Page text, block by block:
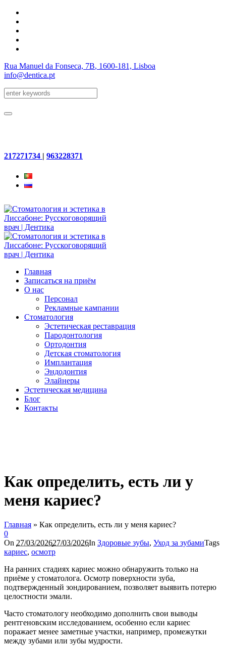
Rua Manuel da Fonseca, 7B, 1600-181, Lisboa
info@dentica.pt
217271734 | 963228371
Главная
Записаться на приём
О нас
Персонал
Рекламные кампании
Стоматология
Эстетическая реставрация
Пародонтология
Ортодонтия
Детская стоматология
Имплантация
Эндодонтия
Элайнеры
Эстетическая медицина
Блог
Контакты
Как определить, есть ли у
меня кариес?
Главная » Как определить, есть ли у меня кариес?
0
On 27/03/202627/03/2026In Здоровые зубы, Уход за зубамиTags
кариес, осмотр
На ранних стадиях кариес можно обнаружить только на
приёме у стоматолога. Осмотр поверхности зуба,
подтвержденный зондированием, позволяет выявить потерю
целостности эмали.
Часто стоматологу необходимо дополнить свои выводы
рентгеновским исследованием, особенно если кариес
поражает менее заметные участки, например, промежутки
между зубами или зубы мудрости.